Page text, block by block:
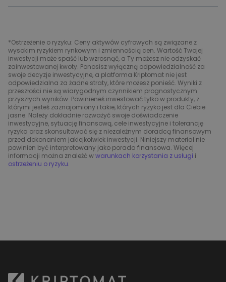
*Ostrzeżenie o ryzyku: Ceny aktywów cyfrowych są związane z
wysokim ryzykiem rynkowym i zmiennością cen. Wartość Twojej
inwestycji może spaść lub wzrosnąć, a Ty możesz nie odzyskać
zainwestowanej kwoty. Ponosisz wyłączną odpowiedzialność za
swoje decyzje inwestycyjne, a platforma Kriptomat nie jest
odpowiedzialna za żadne straty, które możesz ponieść. Wyniki z
przeszłości nie są wiarygodnym czynnikiem prognostycznym
przyszłych wyników. Powinieneś inwestować tylko w produkty, z
którymi jesteś zaznajomiony i takie, których ryzyko jest dla Ciebie
jasne. Należy dokładnie rozważyć swoje doświadczenie
inwestycyjne, sytuację finansową, cele inwestycyjne i tolerancję
ryzyka oraz skonsultować się z niezależnym doradcą finansowym
przed dokonaniem jakiejkolwiek inwestycji. Niniejszy materiał nie
powinien być interpretowany jako porada finansowa. Więcej
informacji można znaleźć wwarunkach korzystania z usługi i
ostrzeżeniu o ryzyku.